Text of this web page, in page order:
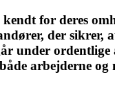
kendt for deres
der sikrer,
under
arbejderne og